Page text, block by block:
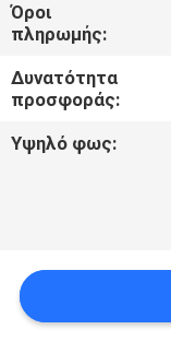
ΖΗΤΉΣΤΕ
ΈΝΑ
ΑΠΌΣΠΑΣΜΑ
POLICY
Όροι
πληρωμής:
Δυνατότητα
προσφοράς:
Υψηλό φως: